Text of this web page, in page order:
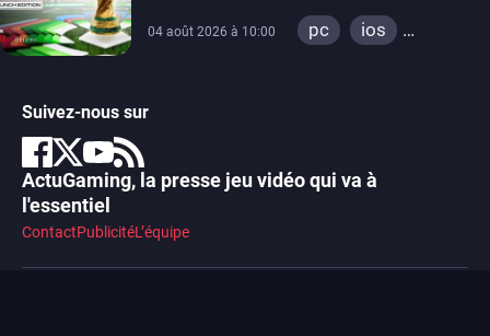
04 août 2026 à 10:00 pc
ios
Suivez-nous sur
ActuGaming, la presse jeu vidéo qui va à
l'essentiel
ContactPublicitéL’équipe